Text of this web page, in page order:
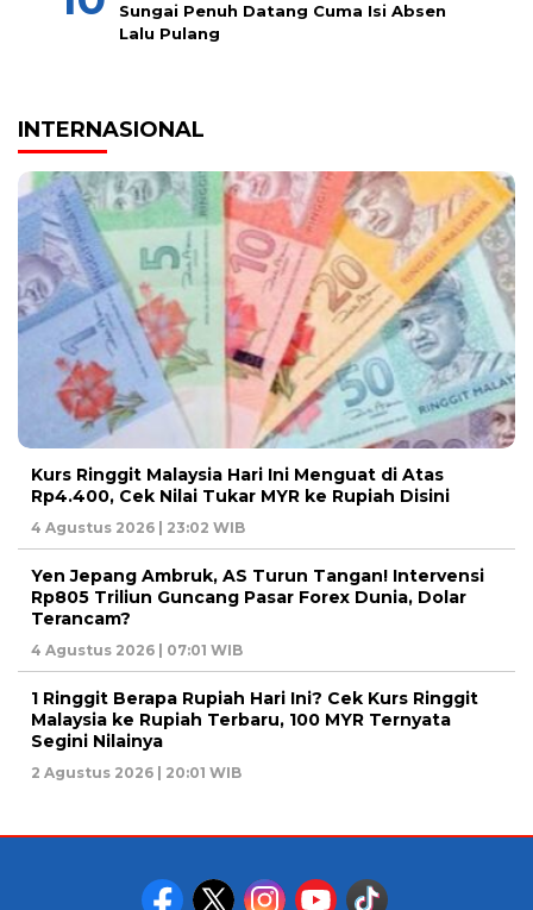
Sungai Penuh Datang Cuma Isi Absen
Lalu Pulang
INTERNASIONAL
Kurs Ringgit Malaysia Hari Ini Menguat di Atas
Rp4.400, Cek Nilai Tukar MYR ke Rupiah Disini
4 Agustus 2026 | 23:02 WIB
Yen Jepang Ambruk, AS Turun Tangan! Intervensi
Rp805 Triliun Guncang Pasar Forex Dunia, Dolar
Terancam?
4 Agustus 2026 | 07:01 WIB
1 Ringgit Berapa Rupiah Hari Ini? Cek Kurs Ringgit
Malaysia ke Rupiah Terbaru, 100 MYR Ternyata
Segini Nilainya
2 Agustus 2026 | 20:01 WIB